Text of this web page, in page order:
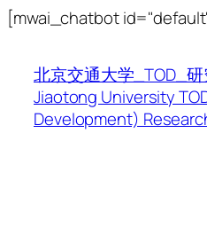
[mwai_chatbot
北京交通大学_TOD_
Jiaotong University
Development)